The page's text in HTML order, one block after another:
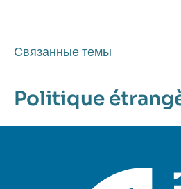
Связанные темы
Politique